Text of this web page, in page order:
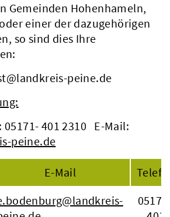
Gemeinden Hohenhameln,
einer der dazugehörigen
so sind dies Ihre
peine.de
401 2310 E-Mail:
peine.de
E-Mail